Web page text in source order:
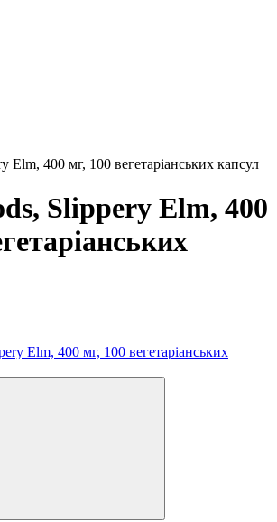
Elm, 400 мг, 100 вегетаріанських капсул
Slippery Elm, 400